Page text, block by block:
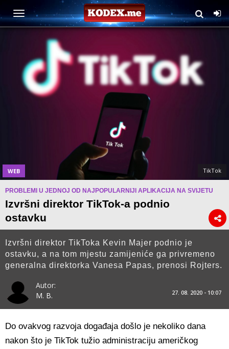
WEB TikTok
PROBLEMI U JEDNOJ OD NAJPOPULARNIJI APLIKACIJA NA SVIJETU
Izvršni direktor TikTok-a podnio
ostavku
Izvršni direktor TikToka Kevin Majer podnio je
ostavku, a na tom mjestu zamijeniće ga privremeno
generalna direktorka Vanesa Papas, prenosi Rojters.
Autor:
M. B.
27. 08. 2020 - 10:07
Do ovakvog razvoja događaja došlo je nekoliko dana
nakon što je TikTok tužio administraciju američkog